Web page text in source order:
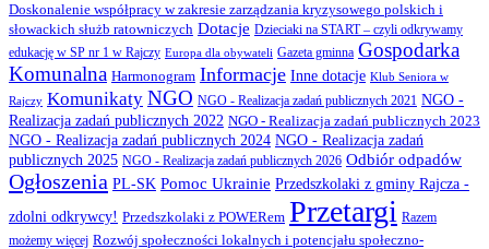
Doskonalenie współpracy w zakresie zarządzania kryzysowego polskich i
słowackich służb ratowniczych Dotacje Dzieciaki na START – czyli odkrywamy
edukację w SP nr 1 w Rajczy Europa dla obywateli Gazeta gminna Gospodarka
Komunalna Harmonogram Informacje Inne dotacje Klub Seniora w
Rajczy Komunikaty NGO NGO - Realizacja zadań publicznych 2021 NGO -
Realizacja zadań publicznych 2022 NGO - Realizacja zadań publicznych 2023
NGO - Realizacja zadań publicznych 2024 NGO - Realizacja zadań
publicznych 2025 NGO - Realizacja zadań publicznych 2026 Odbiór odpadów
Ogłoszenia PL-SK Pomoc Ukrainie Przedszkolaki z gminy Rajcza -
zdolni odkrywcy! Przedszkolaki z POWERem Przetargi Razem
możemy więcej Rozwój społeczności lokalnych i potencjału społeczno-